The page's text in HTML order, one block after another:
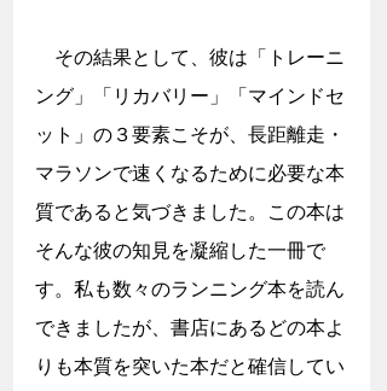
その結果として、彼は「トレーニ
ング」「リカバリー」「マインドセ
ット」の３要素こそが、長距離走・
マラソンで速くなるために必要な本
質であると気づきました。この本は
そんな彼の知見を凝縮した一冊で
す。私も数々のランニング本を読ん
できましたが、書店にあるどの本よ
りも本質を突いた本だと確信してい